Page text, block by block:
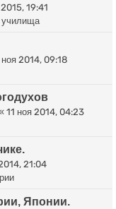
19:41
училища
2014, 09:18
11 ноя 2014, 04:23
21:04
Японии.